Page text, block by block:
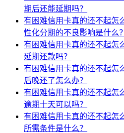
期后还能延期吗？
有困难信用卡真的还不起怎
性化分期的不良影响是什么？
有困难信用卡真的还不起怎
延期还款吗？
有困难信用卡真的还不起怎
后晚还了怎么办？
有困难信用卡真的还不起怎
逾期十天可以吗？
有困难信用卡真的还不起怎
所需条件是什么？